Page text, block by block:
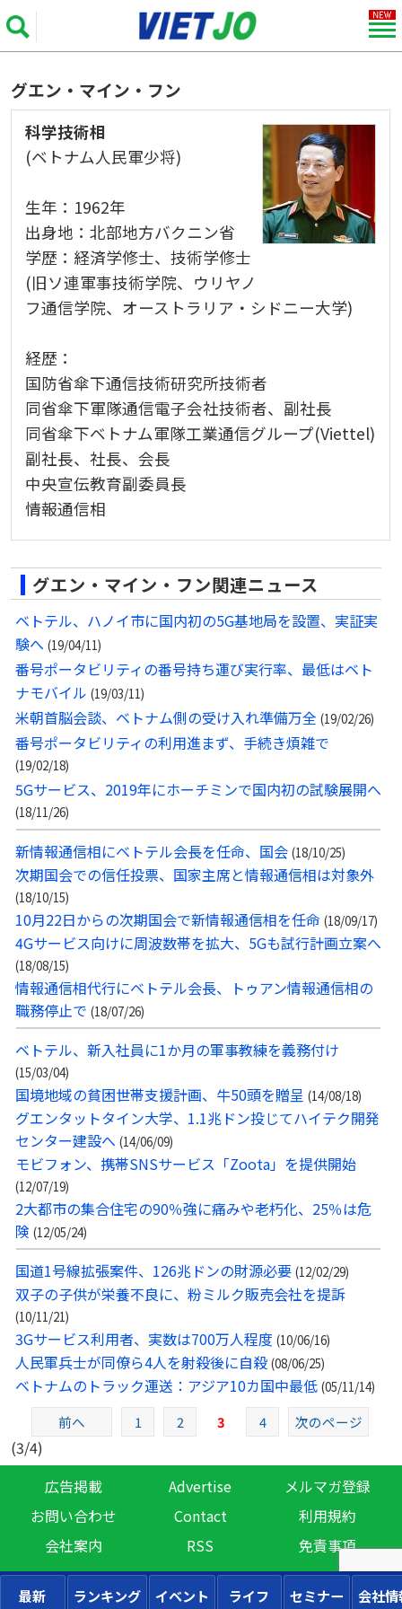
グエン・マイン・フン
科学技術相
(ベトナム人民軍少将)
生年：1962年
出身地：北部地方バクニン省
学歴：経済学修士、技術学修士
(旧ソ連軍事技術学院、ウリヤノ
フ通信学院、オーストラリア・シドニー大学)
経歴：
国防省傘下通信技術研究所技術者
同省傘下軍隊通信電子会社技術者、副社長
同省傘下ベトナム軍隊工業通信グループ(Viettel)
副社長、社長、会長
中央宣伝教育副委員長
情報通信相
グエン・マイン・フン関連ニュース
ベトテル、ハノイ市に国内初の5G基地局を設置、実証実
験へ (19/04/11)
番号ポータビリティの番号持ち運び実行率、最低はベト
ナモバイル (19/03/11)
米朝首脳会談、ベトナム側の受け入れ準備万全 (19/02/26)
番号ポータビリティの利用進まず、手続き煩雑で
(19/02/18)
5Gサービス、2019年にホーチミンで国内初の試験展開へ
(18/11/26)
新情報通信相にベトテル会長を任命、国会 (18/10/25)
次期国会での信任投票、国家主席と情報通信相は対象外
(18/10/15)
10月22日からの次期国会で新情報通信相を任命 (18/09/17)
4Gサービス向けに周波数帯を拡大、5Gも試行計画立案へ
(18/08/15)
情報通信相代行にベトテル会長、トゥアン情報通信相の
職務停止で (18/07/26)
ベトテル、新入社員に1か月の軍事教練を義務付け
(15/03/04)
国境地域の貧困世帯支援計画、牛50頭を贈呈 (14/08/18)
グエンタットタイン大学、1.1兆ドン投じてハイテク開発
センター建設へ (14/06/09)
モビフォン、携帯SNSサービス「Zoota」を提供開始
(12/07/19)
2大都市の集合住宅の90％強に痛みや老朽化、25％は危
険 (12/05/24)
国道1号線拡張案件、126兆ドンの財源必要 (12/02/29)
双子の子供が栄養不良に、粉ミルク販売会社を提訴
(10/11/21)
3Gサービス利用者、実数は700万人程度 (10/06/16)
人民軍兵士が同僚ら4人を射殺後に自殺 (08/06/25)
ベトナムのトラック運送：アジア10カ国中最低 (05/11/14)
前へ 1 2 3 4 次のページ
(3/4)
広告掲載
Advertise
メルマガ登録
お問い合わせ
Contact
利用規約
会社案内
RSS 免責事項
最新 ランキング イベント ライフ セミナー 会社